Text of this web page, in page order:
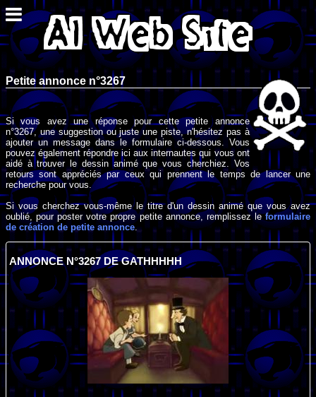
Petite annonce n°3267
Si vous avez une réponse pour cette petite annonce
n°3267, une suggestion ou juste une piste, n'hésitez pas à
ajouter un message dans le formulaire ci-dessous. Vous
pouvez également répondre ici aux internautes qui vous ont
aidé à trouver le dessin animé que vous cherchiez. Vos
retours sont appréciés par ceux qui prennent le temps de lancer une
recherche pour vous.
Si vous cherchez vous-même le titre d'un dessin animé que vous avez
oublié, pour poster votre propre petite annonce, remplissez leformulaire
de création de petite annonce .
ANNONCE N°3267 DE GATHHHHH